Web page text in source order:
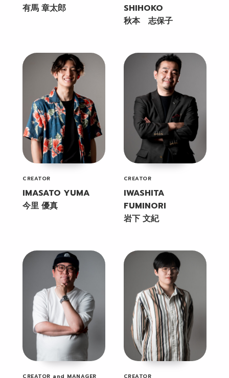
有馬 章太郎
SHIHOKO
秋本 志保子
CREATOR
IMASATO YUMA
今里 優真
CREATOR
IWASHITA
FUMINORI
岩下 文紀
CREATOR and MANAGER CREATOR